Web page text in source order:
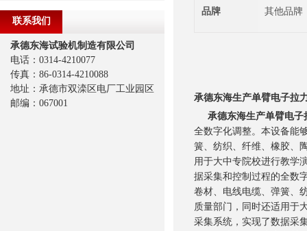
品牌 其他品牌
承德东海生产单臂电子拉
承德东海生产单臂电
全数字化调整。本设备能
簧、纺织、纤维、橡胶、
用于大中专院校进行教学
据采集和控制过程的全数
卷材、电线电缆、弹簧、
质量部门，同时还适用于
采集系统，实现了数据采
联系我们
承德东海试验机制造有限公司
电话：0314-4210077
传真：86-0314-4210088
地址：承德市双滦区电厂工业园区
邮编：067001